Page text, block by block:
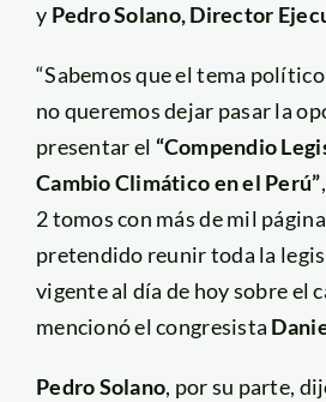
y Pedro Solano, Director
“Sabemos que el tema
no queremos dejar pasar la
presentar el “Compendio
Cambio Climático en el Perú”
2 tomos con más de mil
pretendido reunir toda la
vigente al día de hoy sobre el
mencionó el congresista
Pedro Solano, por su parte,